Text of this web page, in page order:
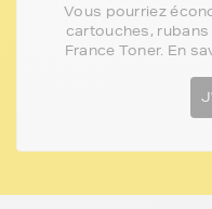
Vous pourriez
cartouches,
France Toner. En